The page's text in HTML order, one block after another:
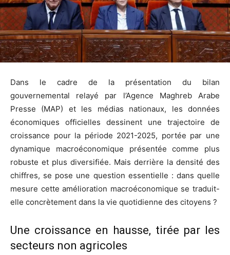
Dans le cadre de la présentation du bilan
gouvernemental relayé par l’Agence Maghreb Arabe
Presse (MAP) et les médias nationaux, les données
économiques officielles dessinent une trajectoire de
croissance pour la période 2021-2025, portée par une
dynamique macroéconomique présentée comme plus
robuste et plus diversifiée. Mais derrière la densité des
chiffres, se pose une question essentielle : dans quelle
mesure cette amélioration macroéconomique se traduit-
elle concrètement dans la vie quotidienne des citoyens ?
Une croissance en hausse, tirée par les
secteurs non agricoles